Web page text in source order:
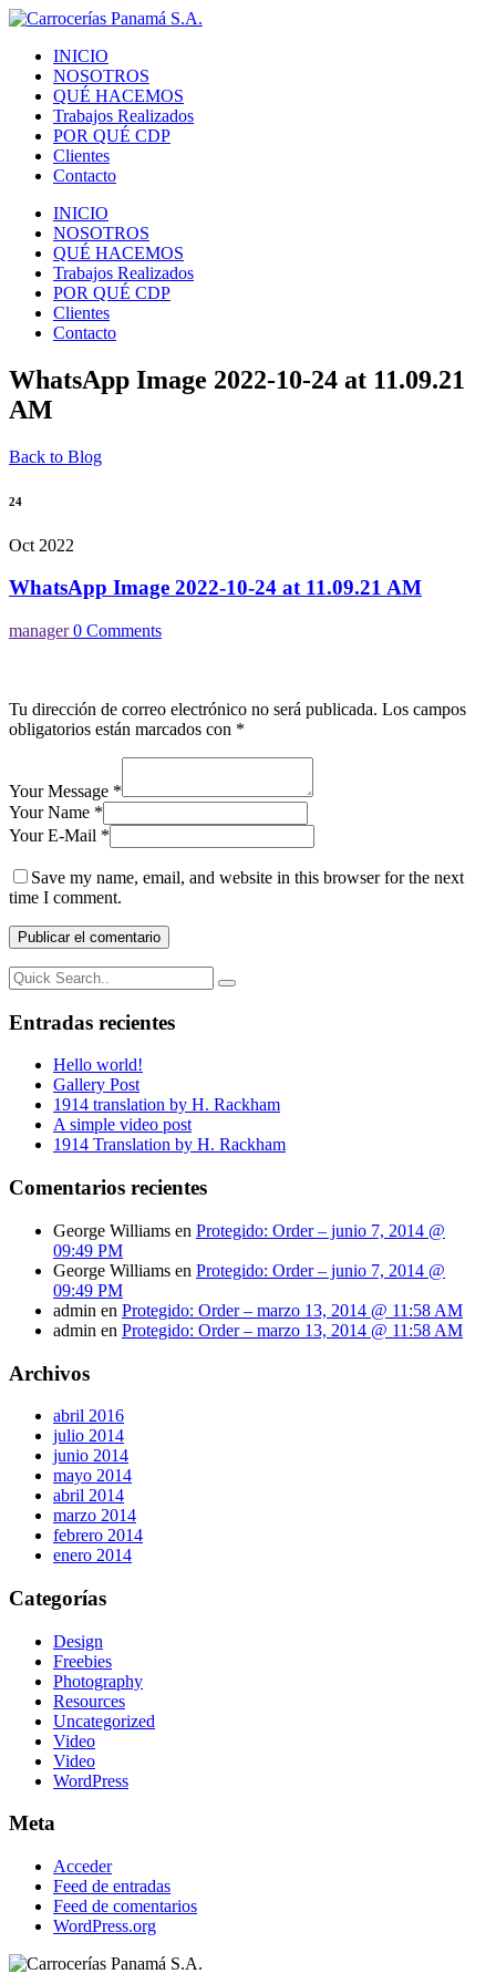
INICIO
NOSOTROS
QUÉ HACEMOS
Trabajos Realizados
POR QUÉ CDP
Clientes
Contacto
INICIO
NOSOTROS
QUÉ HACEMOS
Trabajos Realizados
POR QUÉ CDP
Clientes
Contacto
WhatsApp Image 2022-10-24 at 11.09.21
AM
Back to Blog
24
Oct 2022
WhatsApp Image 2022-10-24 at 11.09.21 AM
manager0 Comments
Tu dirección de correo electrónico no será publicada. Los campos
obligatorios están marcados con *
Your Message *
Your Name *
Your E-Mail *
Save my name, email, and website in this browser for the next
time I comment.
Entradas recientes
Hello world!
Gallery Post
1914 translation by H. Rackham
A simple video post
1914 Translation by H. Rackham
Comentarios recientes
George Williams en Protegido: Order – junio 7, 2014 @
09:49 PM
George Williams en Protegido: Order – junio 7, 2014 @
09:49 PM
admin en Protegido: Order – marzo 13, 2014 @ 11:58 AM
admin en Protegido: Order – marzo 13, 2014 @ 11:58 AM
Archivos
abril 2016
julio 2014
junio 2014
mayo 2014
abril 2014
marzo 2014
febrero 2014
enero 2014
Categorías
Design
Freebies
Photography
Resources
Uncategorized
Video
Video
WordPress
Meta
Acceder
Feed de entradas
Feed de comentarios
WordPress.org